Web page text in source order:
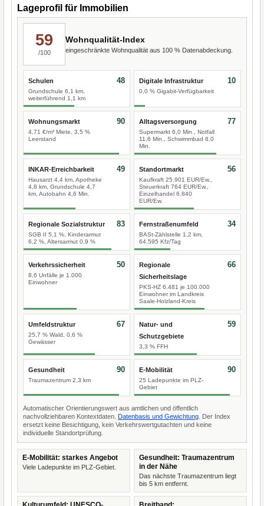
Lageprofil für Immobilien
59
/100
Wohnqualität-Index
eingeschränkte Wohnqualität aus 100 % Datenabdeckung.
Schulen
Grundschule 6,1 km,
weiterführend 1,1 km
48 Digitale Infrastruktur
0,0 % Gigabit-Verfügbarkeit
10
Wohnungsmarkt
4,71 €/m² Miete, 3,5 %
Leerstand
90 Alltagsversorgung
Supermarkt 6,0 Min., Notfall
11,6 Min., Schwimmbad 8,0
Min.
77
INKAR-Erreichbarkeit
Hausarzt 4,4 km, Apotheke
4,8 km, Grundschule 4,7
km, Autobahn 4,6 Min.
49 Standortmarkt
Kaufkraft 25.901 EUR/Ew.,
Steuerkraft 764 EUR/Ew.,
Einzelhandel 6.840
EUR/Ew.
56
Regionale Sozialstruktur
SGB II 5,1 %, Kinderarmut
6,2 %, Altersarmut 0,9 %
83 Fernstraßenumfeld
BASt-Zählstelle 1,2 km,
64.595 Kfz/Tag
34
Verkehrssicherheit
8,6 Unfälle je 1.000
Einwohner
50
Regionale
Sicherheitslage
PKS-HZ 6.481 je 100.000
Einwohner im Landkreis
Saale-Holzland-Kreis
66
Umfeldstruktur
25,7 % Wald, 0,6 %
Gewässer
67
Natur- und
Schutzgebiete
3,3 % FFH
59
Gesundheit
Traumazentrum 2,3 km
90 E-Mobilität
25 Ladepunkte im PLZ-
Gebiet
90
Automatischer Orientierungswert aus amtlichen und öffentlich
nachvollziehbaren Kontextdaten. Datenbasis und Gewichtung . Der Index
ersetzt keine Besichtigung, kein Verkehrswertgutachten und keine
individuelle Standortprüfung.
E-Mobilität: starkes Angebot
Viele Ladepunkte im PLZ-Gebiet.
Gesundheit: Traumazentrum
in der Nähe
Das nächste Traumazentrum liegt
bis 5 km entfernt.